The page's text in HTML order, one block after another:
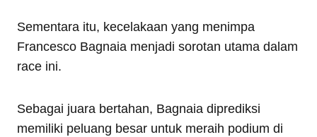
Sementara itu, kecelakaan yang menimpa
Francesco Bagnaia menjadi sorotan utama dalam
race ini.
Sebagai juara bertahan, Bagnaia diprediksi
memiliki peluang besar untuk meraih podium di